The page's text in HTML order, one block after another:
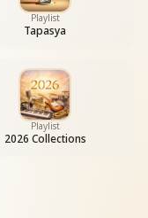
Playlist
Tapasya
Playlist
2026 Collections